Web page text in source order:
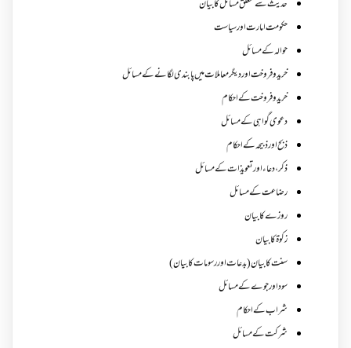
حدیث سے متعلق مسائل کا بیان
حکومت امارت اور سیاست
حوالہ کے مسائل
خرید و فروخت اور دیگر معاملات میں پابندی لگانے کے مسائل
خرید و فروخت کے احکام
دعوی گواہی کے مسائل
ذبح اور ذبیحہ کے احکام
ذکر،دعاء اور تعویذات کے مسائل
رضاعت کے مسائل
روزے کا بیان
زکوة کابیان
سنت کا بیان (بدعات اور رسومات کا بیان)
سود اور جوے کے مسائل
شراب کے احکام
شرکت کے مسائل